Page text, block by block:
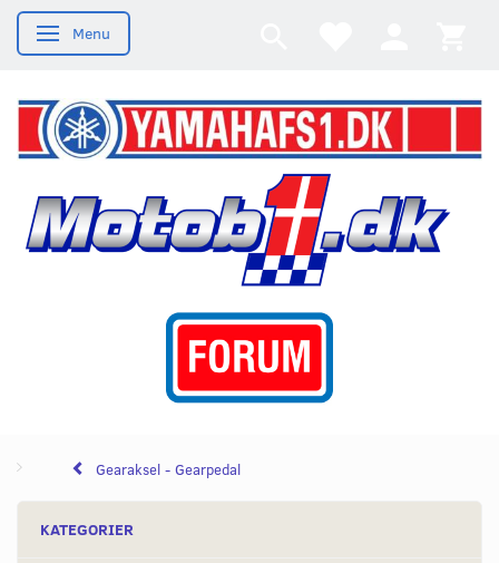
Skifte navigation
Menu
Gearaksel - Gearpedal
KATEGORIER